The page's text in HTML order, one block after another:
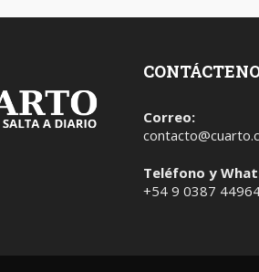
Correo:
Teléfono y
+54 9 0387